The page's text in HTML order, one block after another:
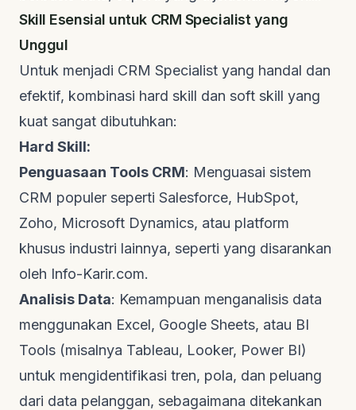
Skill Esensial untuk CRM Specialist yang
Unggul
Untuk menjadi CRM Specialist yang handal dan
efektif, kombinasi hard skill dan soft skill yang
kuat sangat dibutuhkan:
Hard Skill:
Penguasaan Tools CRM: Menguasai sistem
CRM populer seperti Salesforce, HubSpot,
Zoho, Microsoft Dynamics, atau platform
khusus industri lainnya, seperti yang disarankan
oleh Info-Karir.com.
Analisis Data: Kemampuan menganalisis data
menggunakan Excel, Google Sheets, atau BI
Tools (misalnya Tableau, Looker, Power BI)
untuk mengidentifikasi tren, pola, dan peluang
dari data pelanggan, sebagaimana ditekankan